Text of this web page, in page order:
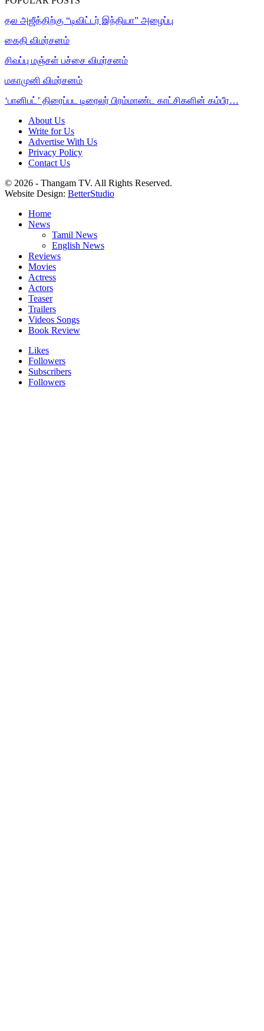
தல அஜீத்திற்கு “டிவிட்டர் இந்தியா” அழைப்பு
கைதி விமர்சனம்
சிவப்பு மஞ்சள் பச்சை விமர்சனம்
மகாமுனி விமர்சனம்
‘பானிபட்’ திரைப்பட டிரைலர் பிரம்மாண்ட காட்சிகளின் கம்பீர…
About Us
Write for Us
Advertise With Us
Privacy Policy
Contact Us
© 2026 - Thangam TV. All Rights Reserved.
Website Design: BetterStudio
Home
News
Tamil News
English News
Reviews
Movies
Actress
Actors
Teaser
Trailers
Videos Songs
Book Review
Likes
Followers
Subscribers
Followers